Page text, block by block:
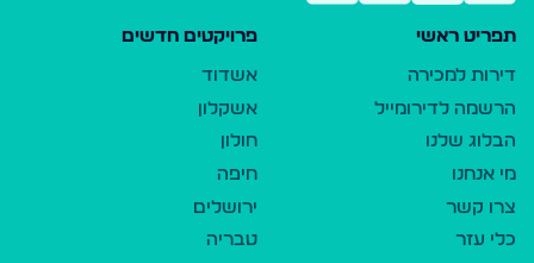
תפריט ראשי
דירות למכירה
הרשמה לדירומייל
הבלוג שלנו
מי אנחנו
צרו קשר
כלי עזר
פרויקטים חדשים
אשדוד
אשקלון
חולון
חיפה
ירושלים
טבריה